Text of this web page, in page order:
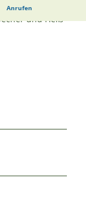
Anrufen
lecken Pizzen,
und Heiß-